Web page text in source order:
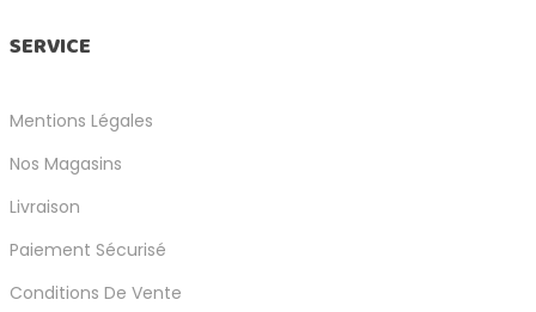
SERVICE
Mentions Légales
Nos Magasins
Livraison
Paiement Sécurisé
Conditions De Vente